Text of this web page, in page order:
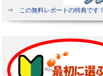
⇒ この無料レポートの特典です！